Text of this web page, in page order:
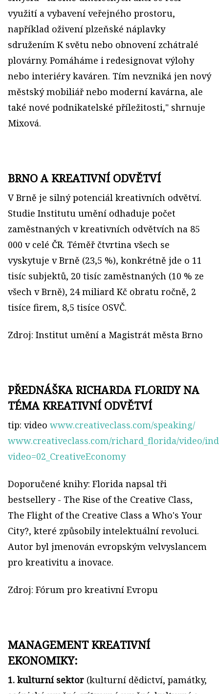
využití a vybavení veřejného prostoru,
například oživení plzeňské náplavky
sdružením K světu nebo obnovení zchátralé
plovárny. Pomáháme i redesignovat výlohy
nebo interiéry kaváren. Tím nevzniká jen nový
městský mobiliář nebo moderní kavárna, ale
také nové podnikatelské příležitosti," shrnuje
Mixová.
BRNO A KREATIVNÍ ODVĚTVÍ
V Brně je silný potenciál kreativních odvětví.
Studie Institutu umění odhaduje počet
zaměstnaných v kreativních odvětvích na 85
000 v celé ČR. Téměř čtvrtina všech se
vyskytuje v Brně (23,5 %), konkrétně jde o 11
tisíc subjektů, 20 tisíc zaměstnaných (10 % ze
všech v Brně), 24 miliard Kč obratu ročně, 2
tisíce firem, 8,5 tisíce OSVČ.
Zdroj: Institut umění a Magistrát města Brno
PŘEDNÁŠKA RICHARDA FLORIDY NA
TÉMA KREATIVNÍ ODVĚTVÍ
tip: video www.creativeclass.com/speaking/
www.creativeclass.com/richard_florida/video/
video=02_CreativeEconomy
Doporučené knihy: Florida napsal tři
bestsellery - The Rise of the Creative Class,
The Flight of the Creative Class a Who's Your
City?, které způsobily intelektuální revoluci.
Autor byl jmenován evropským velvyslancem
pro kreativitu a inovace.
Zdroj: Fórum pro kreativní Evropu
MANAGEMENT KREATIVNÍ
EKONOMIKY:
1. kulturní sektor (kulturní dědictví, památky,